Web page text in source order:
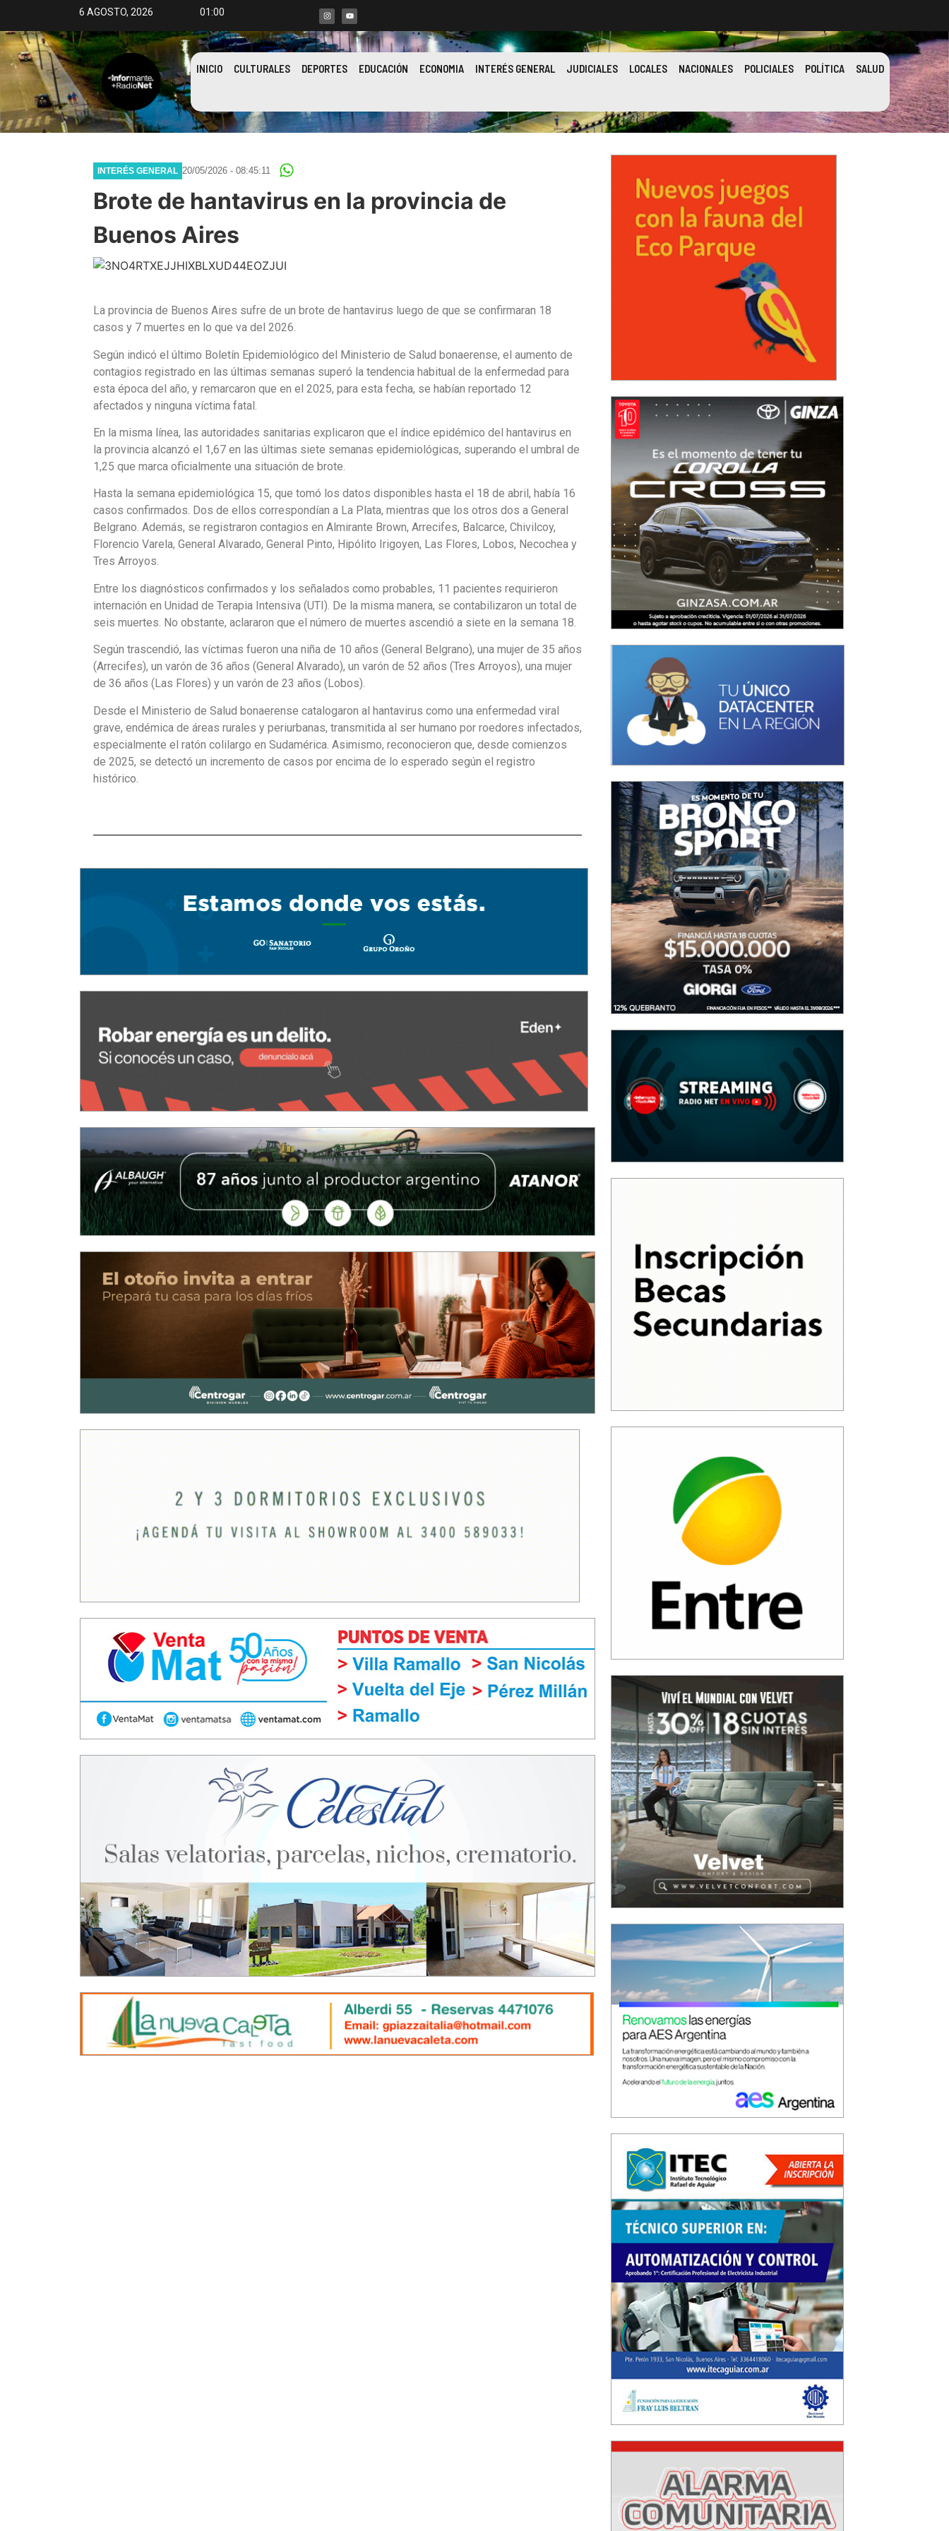
6 AGOSTO, 2026 01:00
INICIO CULTURALES DEPORTES EDUCACIÓN ECONOMIA INTERÉS GENERAL JUDICIALES LOCALES NACIONALES POLICIALES POLÍTICA SALUD
INTERÉS GENERAL 20/05/2026 - 08:45:11
Brote de hantavirus en la provincia de
Buenos Aires
La provincia de Buenos Aires sufre de un brote de hantavirus luego de que se confirmaran 18
casos y 7 muertes en lo que va del 2026.
Según indicó el último Boletín Epidemiológico del Ministerio de Salud bonaerense, el aumento de
contagios registrado en las últimas semanas superó la tendencia habitual de la enfermedad para
esta época del año, y remarcaron que en el 2025, para esta fecha, se habían reportado 12
afectados y ninguna víctima fatal.
En la misma línea, las autoridades sanitarias explicaron que el índice epidémico del hantavirus en
la provincia alcanzó el 1,67 en las últimas siete semanas epidemiológicas, superando el umbral de
1,25 que marca oficialmente una situación de brote.
Hasta la semana epidemiológica 15, que tomó los datos disponibles hasta el 18 de abril, había 16
casos confirmados. Dos de ellos correspondían a La Plata, mientras que los otros dos a General
Belgrano. Además, se registraron contagios en Almirante Brown, Arrecifes, Balcarce, Chivilcoy,
Florencio Varela, General Alvarado, General Pinto, Hipólito Irigoyen, Las Flores, Lobos, Necochea y
Tres Arroyos.
Entre los diagnósticos confirmados y los señalados como probables, 11 pacientes requirieron
internación en Unidad de Terapia Intensiva (UTI). De la misma manera, se contabilizaron un total de
seis muertes. No obstante, aclararon que el número de muertes ascendió a siete en la semana 18.
Según trascendió, las víctimas fueron una niña de 10 años (General Belgrano), una mujer de 35 años
(Arrecifes), un varón de 36 años (General Alvarado), un varón de 52 años (Tres Arroyos), una mujer
de 36 años (Las Flores) y un varón de 23 años (Lobos).
Desde el Ministerio de Salud bonaerense catalogaron al hantavirus como una enfermedad viral
grave, endémica de áreas rurales y periurbanas, transmitida al ser humano por roedores infectados,
especialmente el ratón colilargo en Sudamérica. Asimismo, reconocieron que, desde comienzos
de 2025, se detectó un incremento de casos por encima de lo esperado según el registro
histórico.